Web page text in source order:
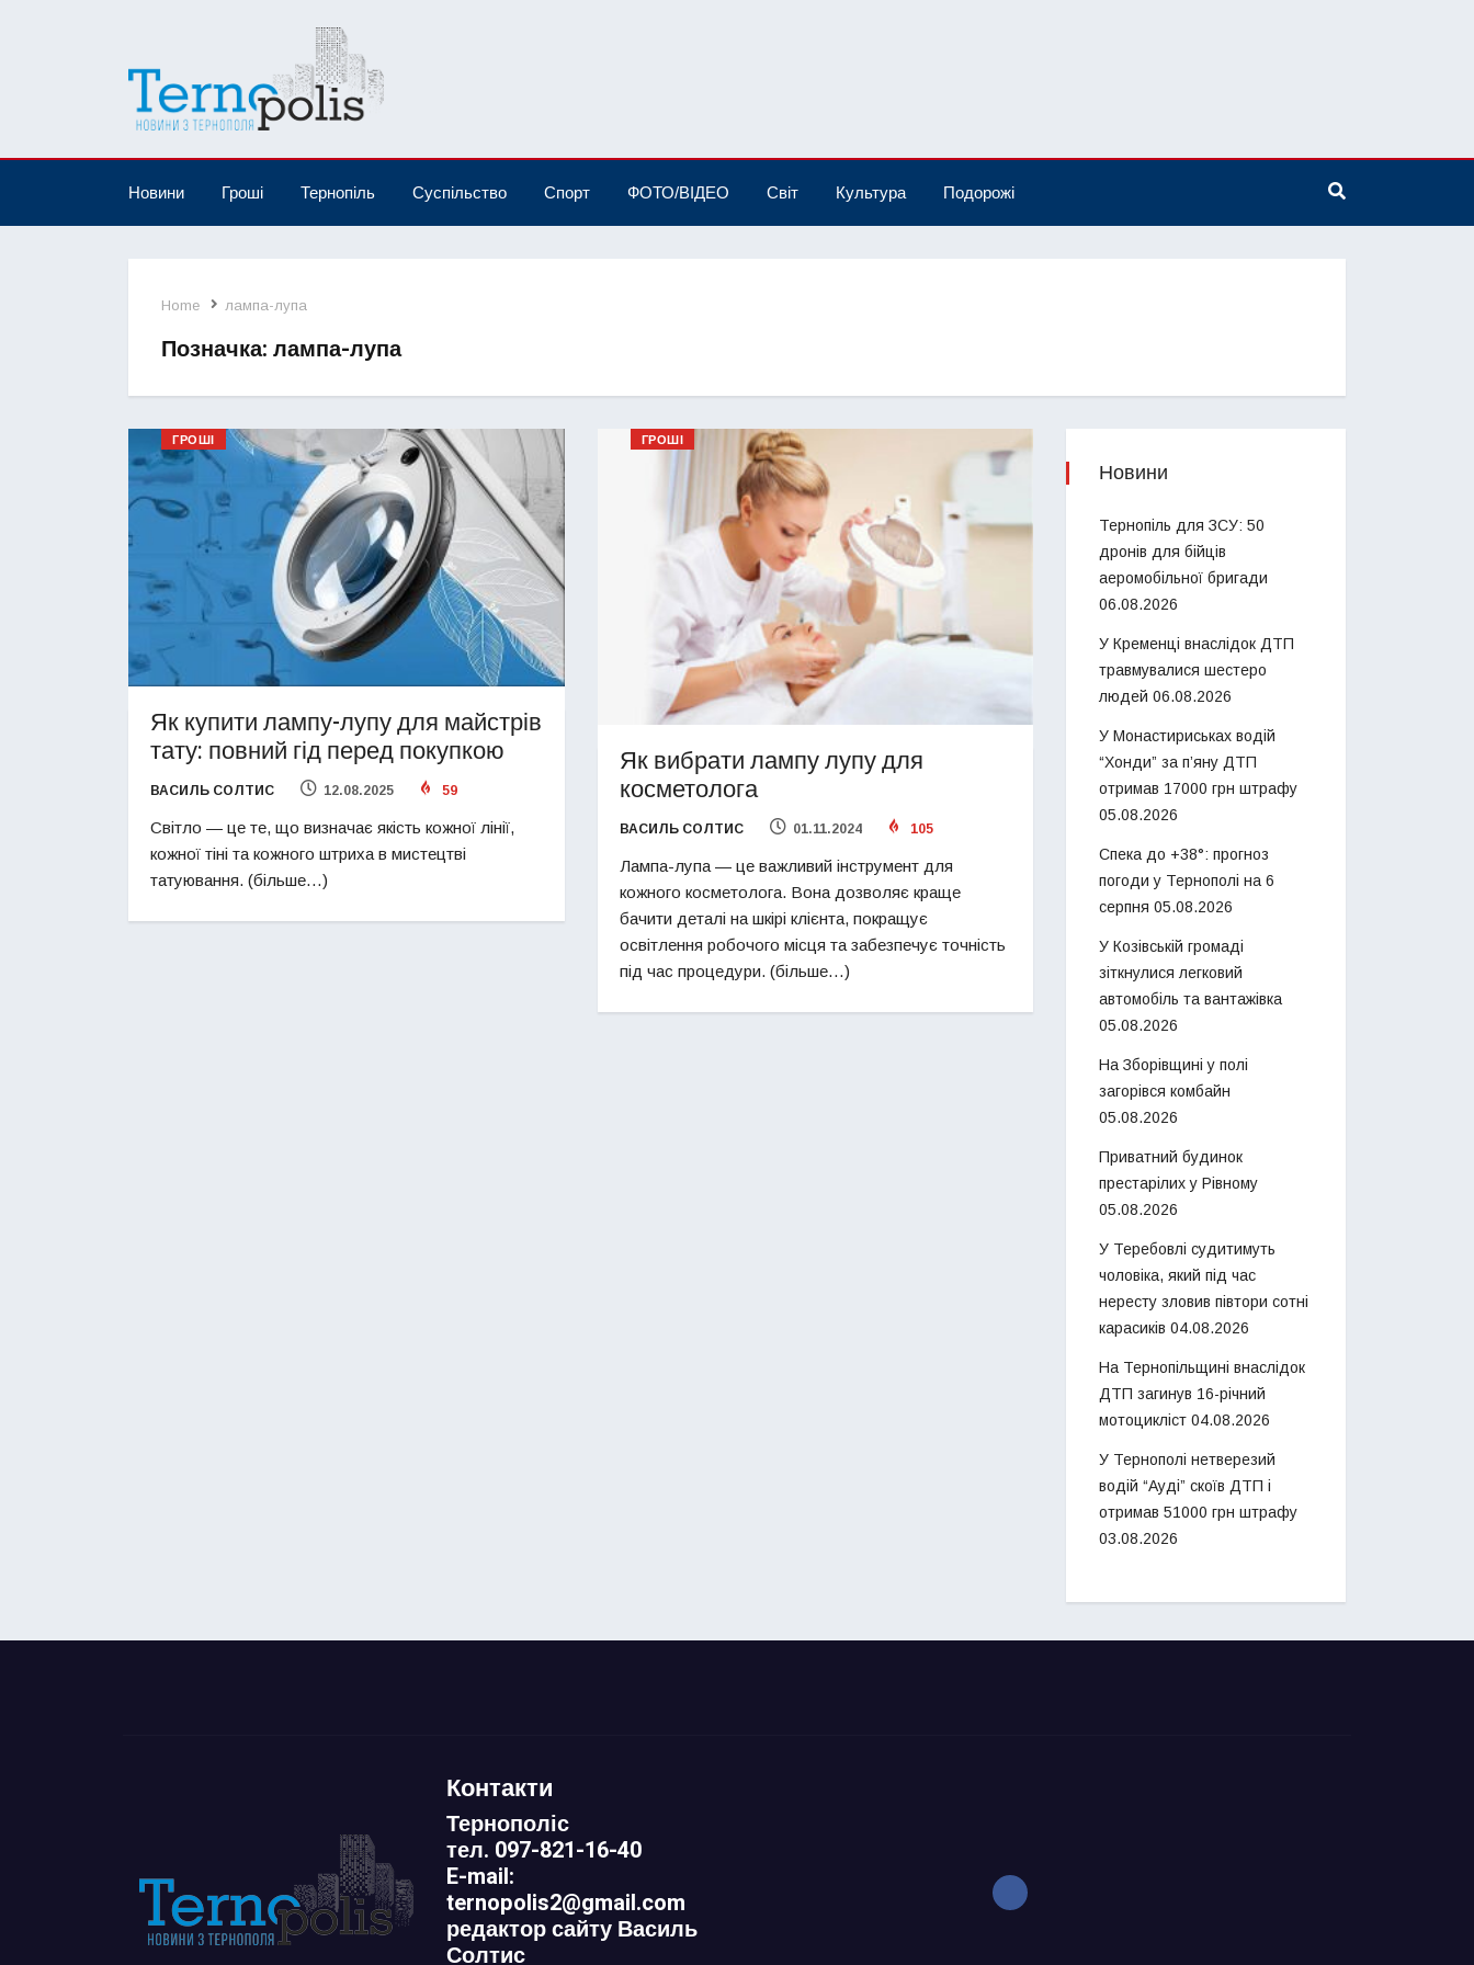
Новини Гроші Тернопіль Суспільство Спорт ФОТО/ВІДЕО Світ Культура Подорожі
Home лампа-лупа
Позначка: лампа-лупа
ГРОШІ
Як купити лампу-лупу для майстрів
тату: повний гід перед покупкою
ВАСИЛЬ СОЛТИС 12.08.2025 59
Світло — це те, що визначає якість кожної лінії,
кожної тіні та кожного штриха в мистецтві
татуювання. (більше…)
ГРОШІ
Як вибрати лампу лупу для
косметолога
ВАСИЛЬ СОЛТИС 01.11.2024 105
Лампа-лупа — це важливий інструмент для
кожного косметолога. Вона дозволяє краще
бачити деталі на шкірі клієнта, покращує
освітлення робочого місця та забезпечує точність
під час процедури. (більше…)
Новини
Тернопіль для ЗСУ: 50
дронів для бійців
аеромобільної бригади
06.08.2026
У Кременці внаслідок ДТП
травмувалися шестеро
людей 06.08.2026
У Монастириськах водій
“Хонди” за п’яну ДТП
отримав 17000 грн штрафу
05.08.2026
Спека до +38°: прогноз
погоди у Тернополі на 6
серпня 05.08.2026
У Козівській громаді
зіткнулися легковий
автомобіль та вантажівка
05.08.2026
На Зборівщині у полі
загорівся комбайн
05.08.2026
Приватний будинок
престарілих у Рівному
05.08.2026
У Теребовлі судитимуть
чоловіка, який під час
нересту зловив півтори сотні
карасиків 04.08.2026
На Тернопільщині внаслідок
ДТП загинув 16-річний
мотоцикліст 04.08.2026
У Тернополі нетверезий
водій “Ауді” скоїв ДТП і
отримав 51000 грн штрафу
03.08.2026
Контакти
Тернополіс
тел. 097-821-16-40
E-mail:
ternopolis2@gmail.com
редактор сайту Василь
Солтис